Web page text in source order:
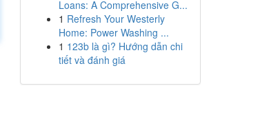
Loans: A Comprehensive G...
1 Refresh Your Westerly
Home: Power Washing ...
1 123b là gì? Hướng dẫn chi
tiết và đánh giá